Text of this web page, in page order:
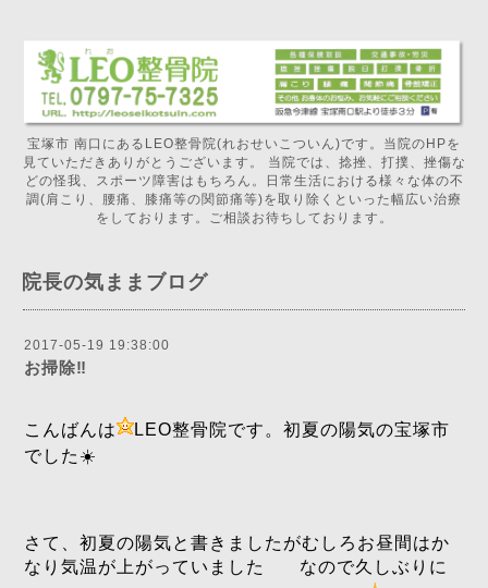
宝塚市 南口にあるLEO整骨院(れおせいこついん)です。当院のHPを
見ていただきありがとうございます。 当院では、捻挫、打撲、挫傷な
どの怪我、スポーツ障害はもちろん。日常生活における様々な体の不
調(肩こり、腰痛、膝痛等の関節痛等)を取り除くといった幅広い治療
をしております。ご相談お待ちしております。
院長の気ままブログ
2017-05-19 19:38:00
お掃除‼️
こんばんは
LEO整骨院です。初夏の陽気の宝塚市
でした☀️
さて、初夏の陽気と書きましたがむしろお昼間はか
なり気温が上がっていました
なので久しぶりに